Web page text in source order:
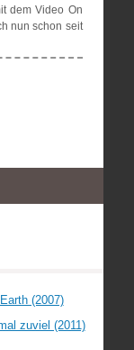
dem Video On
nun schon seit
(2007)
zuviel (2011)